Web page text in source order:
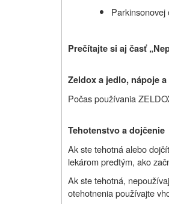
Prečítajte si aj časť
Zeldox a jedlo, nápoje
Počas používania
Tehotenstvo a dojčenie
Ak ste tehotná alebo
lekárom predtým, ako
Ak ste tehotná,
otehotnenia používajte